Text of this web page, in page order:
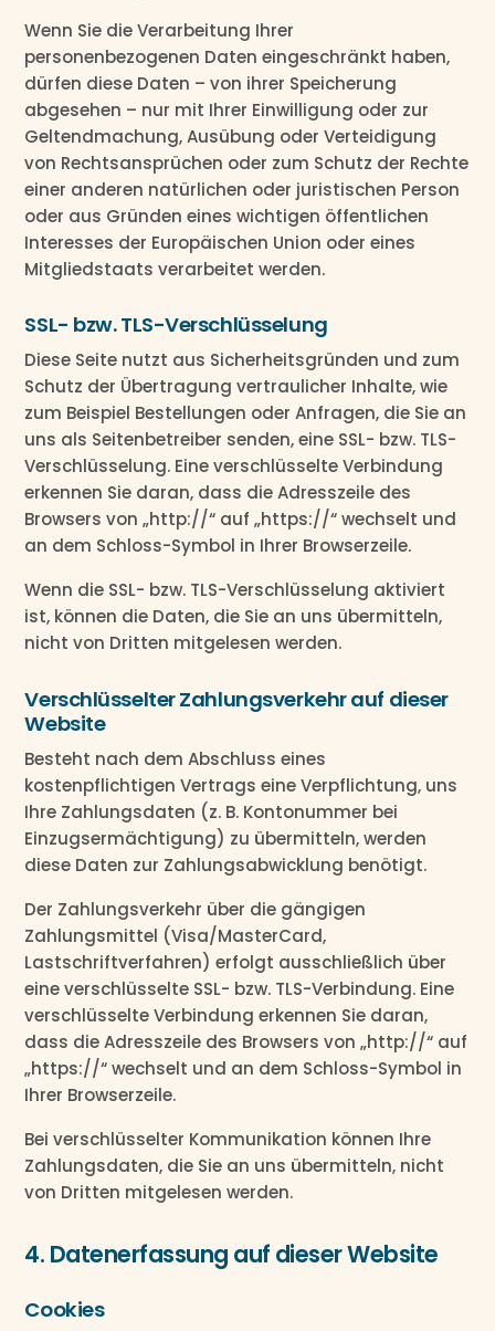
Wenn Sie die Verarbeitung Ihrer
personenbezogenen Daten eingeschränkt haben,
dürfen diese Daten – von ihrer Speicherung
abgesehen – nur mit Ihrer Einwilligung oder zur
Geltendmachung, Ausübung oder Verteidigung
von Rechtsansprüchen oder zum Schutz der Rechte
einer anderen natürlichen oder juristischen Person
oder aus Gründen eines wichtigen öffentlichen
Interesses der Europäischen Union oder eines
Mitgliedstaats verarbeitet werden.
SSL- bzw. TLS-Verschlüsselung
Diese Seite nutzt aus Sicherheitsgründen und zum
Schutz der Übertragung vertraulicher Inhalte, wie
zum Beispiel Bestellungen oder Anfragen, die Sie an
uns als Seitenbetreiber senden, eine SSL- bzw. TLS-
Verschlüsselung. Eine verschlüsselte Verbindung
erkennen Sie daran, dass die Adresszeile des
Browsers von „http://“ auf „https://“ wechselt und
an dem Schloss-Symbol in Ihrer Browserzeile.
Wenn die SSL- bzw. TLS-Verschlüsselung aktiviert
ist, können die Daten, die Sie an uns übermitteln,
nicht von Dritten mitgelesen werden.
Verschlüsselter Zahlungsverkehr auf dieser
Website
Besteht nach dem Abschluss eines
kostenpflichtigen Vertrags eine Verpflichtung, uns
Ihre Zahlungsdaten (z. B. Kontonummer bei
Einzugsermächtigung) zu übermitteln, werden
diese Daten zur Zahlungsabwicklung benötigt.
Der Zahlungsverkehr über die gängigen
Zahlungsmittel (Visa/MasterCard,
Lastschriftverfahren) erfolgt ausschließlich über
eine verschlüsselte SSL- bzw. TLS-Verbindung. Eine
verschlüsselte Verbindung erkennen Sie daran,
dass die Adresszeile des Browsers von „http://“ auf
„https://“ wechselt und an dem Schloss-Symbol in
Ihrer Browserzeile.
Bei verschlüsselter Kommunikation können Ihre
Zahlungsdaten, die Sie an uns übermitteln, nicht
von Dritten mitgelesen werden.
4. Datenerfassung auf dieser Website
Cookies